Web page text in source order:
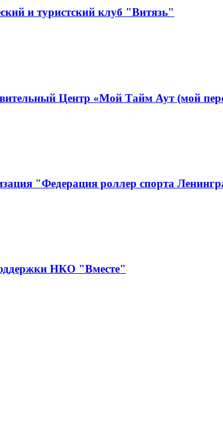
и туристский клуб "Витязь"
Центр «Мой Тайм Аут (мой
"Федерация роллер спорта
НКО "Вместе"